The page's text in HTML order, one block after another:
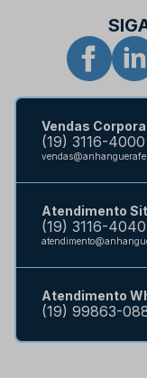
Vendas
(19) 3116-4000
Atendimento
(19) 3116-4040
Atendimento
(19) 99863-